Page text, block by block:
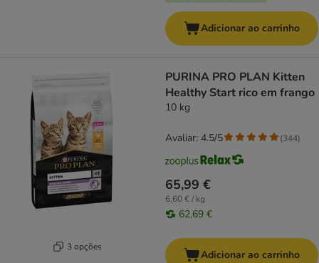
Adicionar ao carrinho
3 opções
PURINA PRO PLAN Kitten
Healthy Start rico em frango
10 kg
65,99 €
6,60 € / kg
62,69 €
Avaliar: 4.5/5 (344)
Adicionar ao carrinho